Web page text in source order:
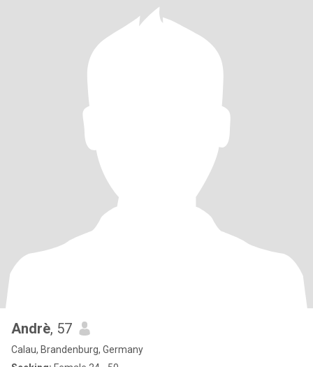
Andrè, 57
Calau, Brandenburg, Germany